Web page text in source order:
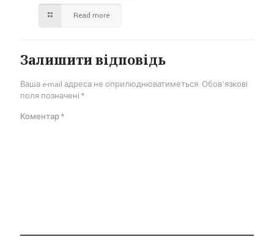
Read more
Залишити відповідь
Ваша e-mail адреса не оприлюднюватиметься. Обов’язкові
поля позначені *
Коментар*